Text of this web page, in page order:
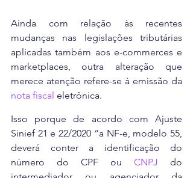
Ainda com relação às recentes
mudanças nas legislações tributárias
aplicadas também aos e-commerces e
marketplaces, outra alteração que
nota fiscal eletrônica.
Isso porque de acordo com Ajuste
Sinief 21 e 22/2020 “a NF-e, modelo 55,
deverá conter a identificação do
número do CPF ou CNPJ do